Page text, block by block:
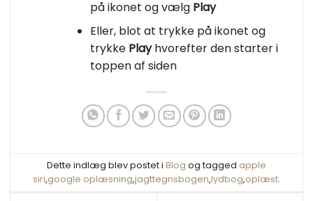
på ikonet og vælg Play
Eller, blot at trykke på ikonet og
trykke Playhvorefter den starter i
toppen af siden
Dette indlæg blev postet i Blog og tagged apple
siri,google oplæsning,jagttegnsbogen,lydbog,oplæst.